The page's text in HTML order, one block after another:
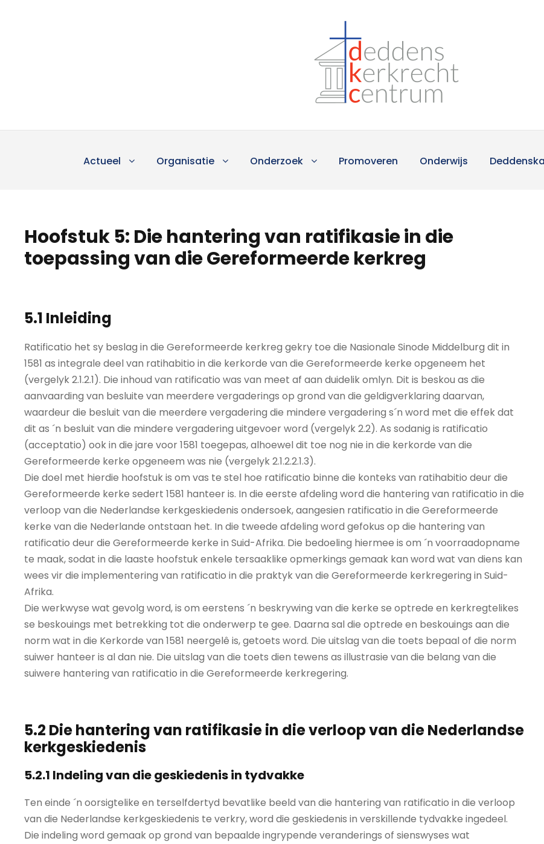
Actueel Organisatie Onderzoek Promoveren Onderwijs
Hoofstuk 5: Die hantering van ratifikasie in die
toepassing van die Gereformeerde kerkreg
5.1 Inleiding
Ratificatio het sy beslag in die Gereformeerde kerkreg gekry toe die Nasionale Sinode Middelburg dit in
1581 as integrale deel van ratihabitio in die kerkorde van die Gereformeerde kerke opgeneem het
(vergelyk 2.1.2.1). Die inhoud van ratificatio was van meet af aan duidelik omlyn. Dit is beskou as die
aanvaarding van besluite van meerdere vergaderings op grond van die geldigverklaring daarvan,
waardeur die besluit van die meerdere vergadering die mindere vergadering s´n word met die effek dat
dit as ´n besluit van die mindere vergadering uitgevoer word (vergelyk 2.2). As sodanig is ratificatio
(acceptatio) ook in die jare voor 1581 toegepas, alhoewel dit toe nog nie in die kerkorde van die
Gereformeerde kerke opgeneem was nie (vergelyk 2.1.2.2.1.3).
Die doel met hierdie hoofstuk is om vas te stel hoe ratificatio binne die konteks van ratihabitio deur die
Gereformeerde kerke sedert 1581 hanteer is. In die eerste afdeling word die hantering van ratificatio in die
verloop van die Nederlandse kerkgeskiedenis ondersoek, aangesien ratificatio in die Gereformeerde
kerke van die Nederlande ontstaan het. In die tweede afdeling word gefokus op die hantering van
ratificatio deur die Gereformeerde kerke in Suid-Afrika. Die bedoeling hiermee is om ´n voorraadopname
te maak, sodat in die laaste hoofstuk enkele tersaaklike opmerkings gemaak kan word wat van diens kan
wees vir die implementering van ratificatio in die praktyk van die Gereformeerde kerkregering in Suid-
Afrika.
Die werkwyse wat gevolg word, is om eerstens ´n beskrywing van die kerke se optrede en kerkregtelikes
se beskouings met betrekking tot die onderwerp te gee. Daarna sal die optrede en beskouings aan die
norm wat in die Kerkorde van 1581 neergelê is, getoets word. Die uitslag van die toets bepaal of die norm
suiwer hanteer is al dan nie. Die uitslag van die toets dien tewens as illustrasie van die belang van die
suiwere hantering van ratificatio in die Gereformeerde kerkregering.
5.2 Die hantering van ratifikasie in die verloop van die Nederlandse
kerkgeskiedenis
5.2.1 Indeling van die geskiedenis in tydvakke
Ten einde ´n oorsigtelike en terselfdertyd bevatlike beeld van die hantering van ratificatio in die verloop
van die Nederlandse kerkgeskiedenis te verkry, word die geskiedenis in verskillende tydvakke ingedeel.
Die indeling word gemaak op grond van bepaalde ingrypende veranderings of sienswyses wat